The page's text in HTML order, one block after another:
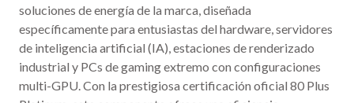
soluciones de energía de la marca, diseñada
específicamente para entusiastas del hardware, servidores
de inteligencia artificial (IA), estaciones de renderizado
industrial y PCs de gaming extremo con configuraciones
multi-GPU. Con la prestigiosa certificación oficial 80 Plus